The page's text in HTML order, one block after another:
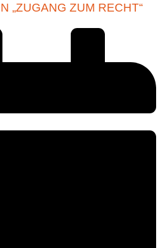
„ZUGANG ZUM RECHT“